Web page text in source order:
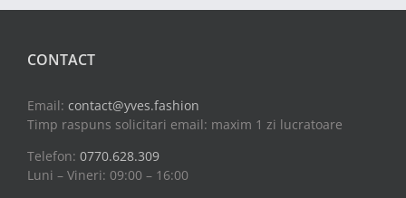
CONTACT
Email: contact@yves.fashion
Timp raspuns solicitari email: maxim 1 zi lucratoare
Telefon: 0770.628.309
Luni – Vineri: 09:00 – 16:00